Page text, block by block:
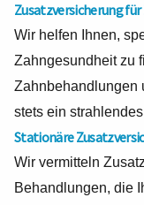
Zusatzversicherung
Wir helfen Ihnen,
Zahngesundheit zu
Zahnbehandlungen
stets ein
Stationäre
Wir vermitteln
Behandlungen, die